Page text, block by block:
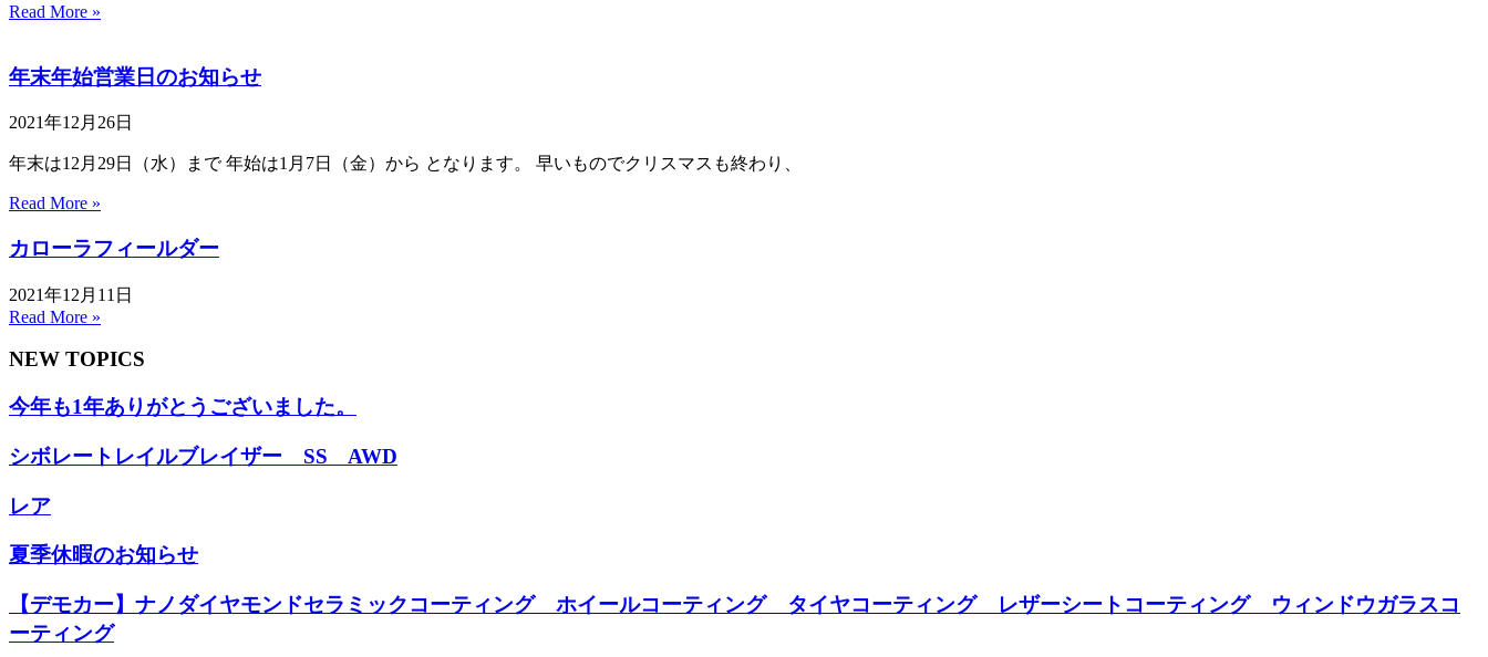
Read More »
年末年始営業日のお知らせ
2021年12月26日
年末は12月29日（水）まで 年始は1月7日（金）から となります。 早いものでクリスマスも終わり、
Read More »
カローラフィールダー
2021年12月11日
Read More »
NEW TOPICS
今年も1年ありがとうございました。
シボレートレイルブレイザー SS AWD
レア
夏季休暇のお知らせ
【デモカー】ナノダイヤモンドセラミックコーティング ホイールコーティング タイヤコーティング レザーシートコーティング ウィンドウガラスコ
ーティング